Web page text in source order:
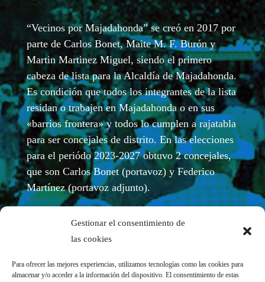
Gestionar el consentimiento de
las cookies
Para ofrecer las mejores experiencias, utilizamos tecnologías como las cookies para
almacenar y/o acceder a la información del dispositivo. El consentimiento de estas
“Vecinos por Majadahonda” se creó en 2017 por
parte de Carlos Bonet, Maite M. F. Burón y
Martin Martinez Miguel, siendo el primero
cabeza de lista para la Alcaldía de Majadahonda.
Es condición que todos los integrantes de la lista
residan o trabajen en Majadahonda o en sus
«barrios frontera» y todos lo cumplen a rajatabla
para ser concejales de distrito. En las elecciones
para el periódo 2023-2027 obtuvo 2 concejales,
que son Carlos Bonet (portavoz) y Federico
Martínez (portavoz adjunto).